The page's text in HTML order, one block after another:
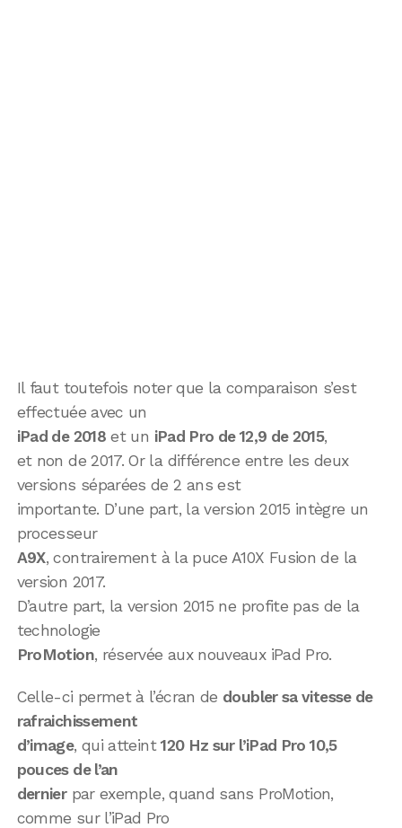
Il faut toutefois noter que la comparaison s’est
effectuée avec un
iPad de 2018et un iPad Pro de 12,9 de 2015,
et non de 2017. Or la différence entre les deux
versions séparées de 2 ans est
importante. D’une part, la version 2015 intègre un
processeur
A9X, contrairement à la puce A10X Fusion de la
version 2017.
D’autre part, la version 2015 ne profite pas de la
technologie
ProMotion, réservée aux nouveaux iPad Pro.
Celle-ci permet à l’écran de doubler sa vitesse de
rafraichissement
d’image, qui atteint120 Hz sur l’iPad Pro 10,5
pouces de l’an
dernierpar exemple, quand sans ProMotion,
comme sur l’iPad Pro